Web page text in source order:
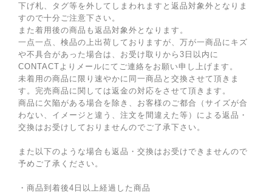
下げ札、タグ等を外してしまわれますと返品対象外となりま
すので十分ご注意下さい。
また着用後の商品も返品対象外となります。
一点一点、検品の上出荷しておりますが、万が一商品にキズ
や不具合があった場合は、お受け取りから3日以内に
CONTACTよりメールにてご連絡をお願い申し上げます。
未着用の商品に限り速やかに同一商品と交換させて頂きま
す。完売商品に関しては返金の対応をさせて頂きます。
商品に欠陥がある場合を除き、お客様のご都合（サイズが合
わない、イメージと違う、注文を間違えた等）による返品・
交換はお受けしておりませんのでご了承下さい。
また以下のような場合も返品・交換はお受けできませんので
予めご了承ください。
・商品到着後4日以上経過した商品